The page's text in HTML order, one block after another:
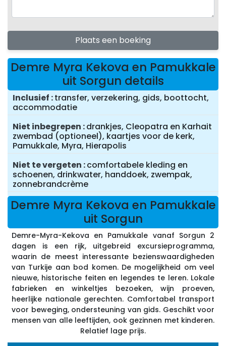
Plaats een boeking
Demre Myra Kekova en Pamukkale
uit Sorgun details
Inclusief transfer, verzekering, gids, boottocht,
accommodatie
Niet inbegrepen drankjes, Cleopatra en Karhait
zwembad (optioneel), kaartjes voor de kerk,
Pamukkale, Myra, Hierapolis
Niet te vergeten comfortabele kleding en
schoenen, drinkwater, handdoek, zwempak,
zonnebrandcrème
Demre Myra Kekova en Pamukkale
uit Sorgun
Demre-Myra-Kekova en Pamukkale vanaf Sorgun 2
dagen is een rijk, uitgebreid excursieprogramma,
waarin de meest interessante bezienswaardigheden
van Turkije aan bod komen. De mogelijkheid om veel
nieuwe, historische feiten en legendes te leren. Lokale
fabrieken en winkeltjes bezoeken, wijn proeven,
heerlijke nationale gerechten. Comfortabel transport
voor beweging, ondersteuning van gids. Geschikt voor
mensen van alle leeftijden, ook gezinnen met kinderen.
Relatief lage prijs.